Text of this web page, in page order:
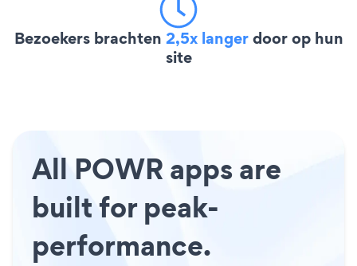
Bezoekers brachten 2,5x langerdoor op hun
site
All POWR apps are
built for peak-
performance.